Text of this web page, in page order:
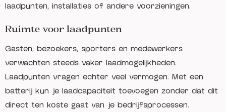
laadpunten, installaties of andere voorzieningen.
Ruimte voor laadpunten
Gasten, bezoekers, sporters en medewerkers
verwachten steeds vaker laadmogelijkheden.
Laadpunten vragen echter veel vermogen. Met een
batterij kun je laadcapaciteit toevoegen zonder dat dit
direct ten koste gaat van je bedrijfsprocessen.